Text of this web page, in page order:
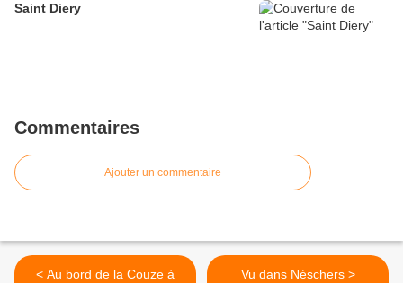
Saint Diery
Commentaires
Ajouter un commentaire
< Au bord de la Couze à
Vu dans Néschers >